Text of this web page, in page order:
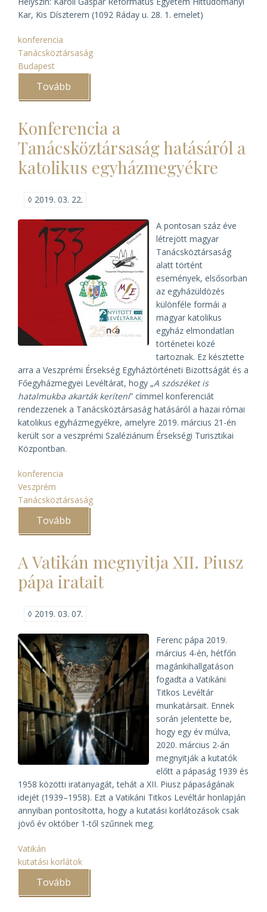
Kar, Kis Díszterem (1092 Ráday u. 28. 1. emelet)
konferencia
Tanácsköztársaság
Budapest
Tovább
az
Konferencia a
Tanácsköztársaság hatásáról a
katolikus egyházmegyékre
◊ 2019. 03. 22.
A pontosan száz éve
létrejött magyar
Tanácsköztársaság
alatt történt
események, elsősorban
az egyházüldözés
különféle formái a
magyar katolikus
egyház elmondatlan
történetei közé
tartoznak. Ez késztette
arra a Veszprémi Érsekség Egyháztörténeti Bizottságát és a
Főegyházmegyei Levéltárat, hogy „A szószéket is
hatalmukba akarták keríteni” címmel konferenciát
rendezzenek a Tanácsköztársaság hatásáról a hazai római
katolikus egyházmegyékre, amelyre 2019. március 21-én
került sor a veszprémi Szaléziánum Érsekségi Turisztikai
Központban.
konferencia
Veszprém
Tanácsköztársaság
Tovább
Tanácsköztársaság
a
katolikus
egyházmegyékre)
A Vatikán megnyitja XII. Piusz
pápa iratait
◊ 2019. 03. 07.
Ferenc pápa 2019.
március 4-én, hétfőn
magánkihallgatáson
fogadta a Vatikáni
Titkos Levéltár
munkatársait. Ennek
során jelentette be,
hogy egy év múlva,
2020. március 2-án
megnyitják a kutatók
előtt a pápaság 1939 és
1958 közötti iratanyagát, tehát a XII. Piusz pápaságának
idejét (1939–1958). Ezt a Vatikáni Titkos Levéltár honlapján
annyiban pontosította, hogy a kutatási korlátozások csak
jövő év október 1-től szűnnek meg.
Vatikán
kutatási korlátok
Tovább
megnyitja